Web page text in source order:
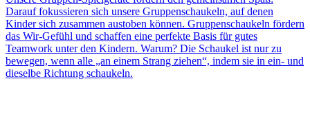
Darauf fokussieren sich unsere Gruppenschaukeln, auf denen
Kinder sich zusammen austoben können. Gruppenschaukeln fördern
das Wir-Gefühl und schaffen eine perfekte Basis für gutes
Teamwork unter den Kindern. Warum? Die Schaukel ist nur zu
bewegen, wenn alle „an einem Strang ziehen“, indem sie in ein- und
dieselbe Richtung schaukeln.